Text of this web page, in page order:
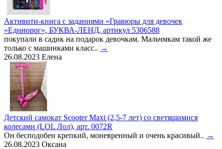
Активити-книга с заданиями «Гравюры для девочек
«Единорог», БУКВА-ЛЕНД, артикул 5306588
покупали в садик на подарок девочкам. Мальчмкам такой же
только с машинками класс.. →
26.08.2023 Елена
Детский самокат Scooter Maxi (2,5-7 лет) со светящимися
колесами (LOL Лол), арт. 0072R
Он бесподобен крепкий, моневренный и очень красивый.. →
26.08.2023 Оксана